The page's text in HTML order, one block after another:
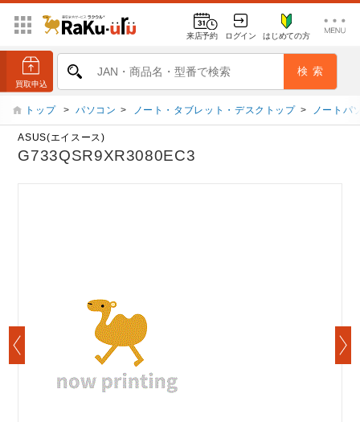
来店予約 ログイン はじめての方
トップ > パソコン > ノート・タブレット・デスクトップ > ノートパ
ASUS(エイスース)
G733QSR9XR3080EC3